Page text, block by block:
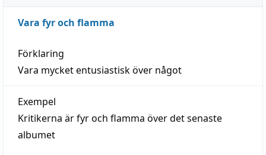
Vara fyr och flamma
Förklaring
Vara mycket entusiastisk över något
Exempel
Kritikerna är fyr och flamma över det senaste
albumet